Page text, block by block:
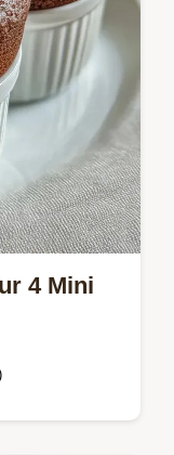
4 Mini